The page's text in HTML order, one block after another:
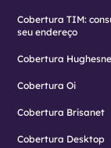
Cobertura TIM:
seu endereço
Cobertura
Cobertura Oi
Cobertura Brisanet
Cobertura Desktop